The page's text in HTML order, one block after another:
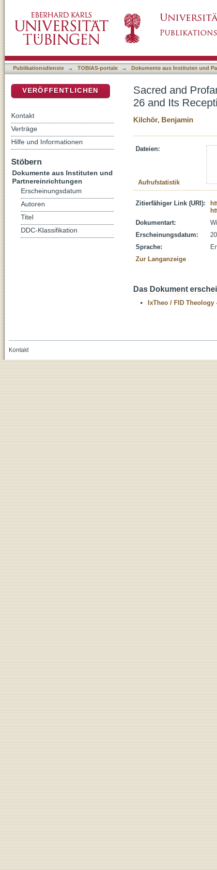
Deuteronomy 12
Publikationsdienste → TOBIAS-portale → Dokumente aus Instituten und
Sacred and
26 and Its
Kilchör, Benjamin
Dateien:
Aufrufstatistik
Zitierfähiger Link (URI):
Dokumentart:
Erscheinungsdatum:
Sprache:
Zur Langanzeige
Das Dokument
IxTheo / FID Theology
VERÖFFENTLICHEN
Kontakt
Verträge
Hilfe und Informationen
Stöbern
Dokumente aus Instituten und
Partnereinrichtungen
Erscheinungsdatum
Autoren
Titel
DDC-Klassifikation
Kontakt